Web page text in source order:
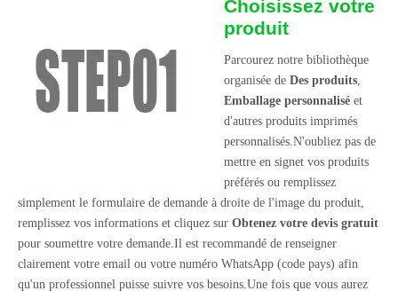
Choisissez votre
produit
Parcourez notre bibliothèque
organisée de Des produits,
Emballage personnaliséet
d'autres produits imprimés
personnalisés.N'oubliez pas de
mettre en signet vos produits
préférés ou remplissez
simplement le formulaire de demande à droite de l'image du produit,
remplissez vos informations et cliquez sur Obtenez votre devis gratuit
pour soumettre votre demande.Il est recommandé de renseigner
clairement votre email ou votre numéro WhatsApp (code pays) afin
qu'un professionnel puisse suivre vos besoins.Une fois que vous aurez